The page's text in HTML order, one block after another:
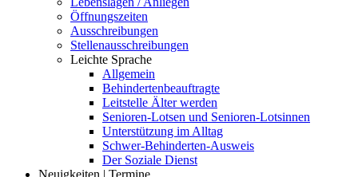
Öffnungszeiten
Ausschreibungen
Stellenausschreibungen
Leichte Sprache
Allgemein
Behindertenbeauftragte
Leitstelle Älter werden
Senioren-Lotsen und Senioren-Lotsinnen
Unterstützung im Alltag
Schwer-Behinderten-Ausweis
Der Soziale Dienst
Neuigkeiten | Termine